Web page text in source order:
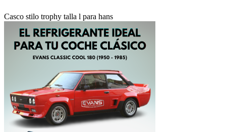
Casco stilo trophy talla l para hans